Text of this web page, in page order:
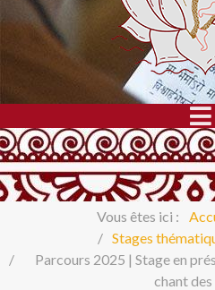
Vous êtes ici :
Stages
Parcours 2025 | Stage en
chant